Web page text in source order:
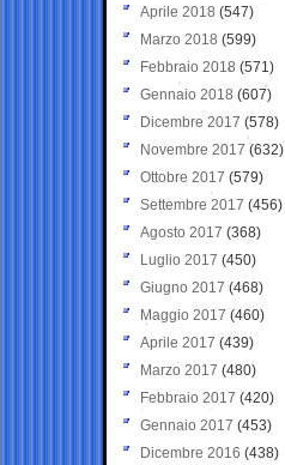
Aprile 2018 (547)
Marzo 2018 (599)
Febbraio 2018 (571)
Gennaio 2018 (607)
Dicembre 2017 (578)
Novembre 2017 (632)
Ottobre 2017 (579)
Settembre 2017 (456)
Agosto 2017 (368)
Luglio 2017 (450)
Giugno 2017 (468)
Maggio 2017 (460)
Aprile 2017 (439)
Marzo 2017 (480)
Febbraio 2017 (420)
Gennaio 2017 (453)
Dicembre 2016 (438)